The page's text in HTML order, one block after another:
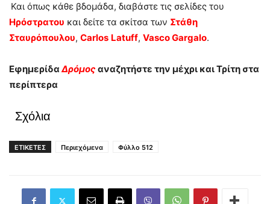
Και όπως κάθε βδομάδα, διαβάστε τις σελίδες του
Ηρόστρατου και δείτε τα σκίτσα των Στάθη
Σταυρόπουλου, Carlos Latuff, VascoGargalo.
ΕφημερίδαΔρόμος αναζητήστε την μέχρι και Τρίτη στα
περίπτερα
Σχόλια
ΕΤΙΚΕΤΕΣ Περιεχόμενα Φύλλο 512